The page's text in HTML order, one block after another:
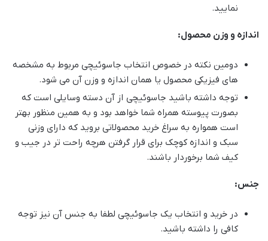
نمایید.
اندازه و وزن محصول:
دومین نکته در خصوص انتخاب جاسوئیچی مربوط به مشخصه
های فیزیکی محصول یا همان اندازه و وزن آن می شود.
توجه داشته باشید جاسوئیچی از آن دسته وسایلی است که
بصورت پیوسته همراه شما خواهد بود و به همین منظور بهتر
است همواره به سراغ خرید محصولاتی بروید که دارای وزنی
سبک و اندازه کوچک برای قرار گرفتن هرچه راحت تر در جیب و
کیف شما برخوردار باشند.
جنس:
در خرید و انتخاب یک جاسوئیچی لطفا به جنس آن نیز توجه
کافی را داشته باشید.